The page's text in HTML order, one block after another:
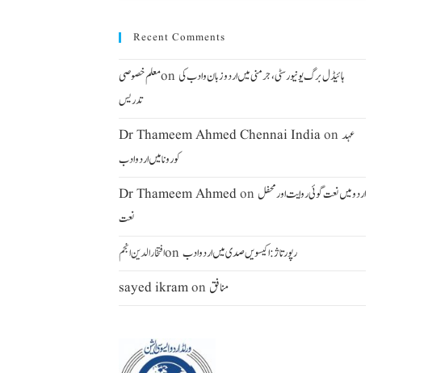
Recent Comments
معلم خصوصیon ہائیڈل برگ یونیورسٹی ، جرمنی میں اردو زبان وادب کی
تدریس
Dr Thameem Ahmed Chennai Indiaonعہد
کورونا میں اردو ادب
Dr Thameem Ahmedonاردومیں نعت گوئی روایت اور محفل
نعت
افتخار الدین انجمonرپورتاژ: اکیسویں صدی میں اردو ادب
sayed ikramon منافق